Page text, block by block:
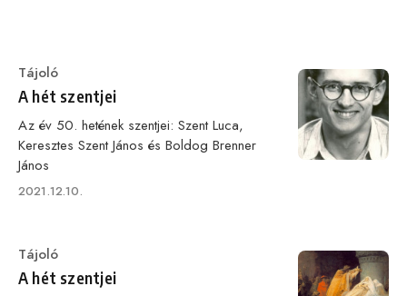
Category
Tájoló
A hét szentjei
Az év 50. hetének szentjei: Szent Luca,
Keresztes Szent János és Boldog Brenner
János
Published
2021.12.10.
Category
Tájoló
A hét szentjei